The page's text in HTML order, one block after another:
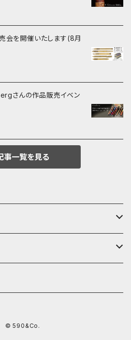
会を開催いたします(8月
さんの作品販売イベン
事一覧を見る
© 590&Co.